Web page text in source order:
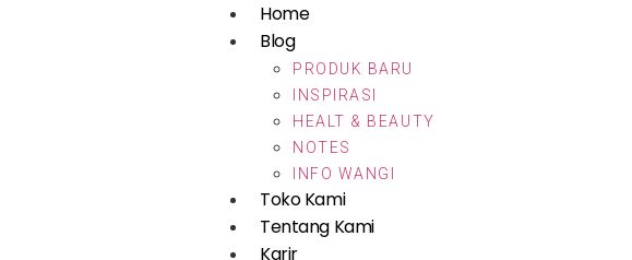
Home
Blog
PRODUK BARU
INSPIRASI
HEALT & BEAUTY
NOTES
INFO WANGI
Toko Kami
Tentang Kami
Karir